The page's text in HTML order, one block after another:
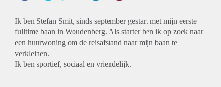
Ik ben Stefan Smit, sinds september gestart met mijn eerste
fulltime baan in Woudenberg. Als starter ben ik op zoek naar
een huurwoning om de reisafstand naar mijn baan te
verkleinen.
Ik ben sportief, sociaal en vriendelijk.